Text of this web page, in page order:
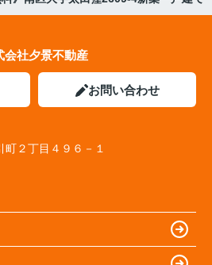
会社夕景不動産
お問い合わせ
２丁目４９６－１